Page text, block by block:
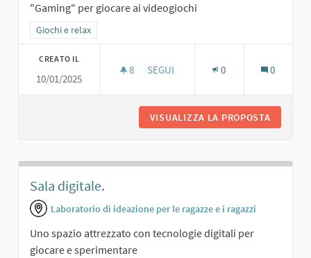
"Gaming" per giocare ai videogiochi
Filtra i risultati per categoria: Giochi e relax
Giochi e relax
CREATO IL
10/01/2025
8 8 SOSTENITORI
SEGUI 0 0
VISUALIZZA LA PROPOSTA
Sala digitale.
Laboratorio di ideazione per le ragazze e i ragazzi
Uno spazio attrezzato con tecnologie digitali per
giocare e sperimentare